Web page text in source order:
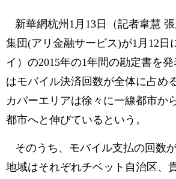
新華網杭州1月13日（記者韋慧
集団(アリ金融サービス)が1月12日
イ）の2015年の1年間の勘定書を
はモバイル決済回数が全体に占め
カバーエリアは徐々に一線都市か
都市へと伸びているという。
そのうち、モバイル支払の回数
地域はそれぞれチベット自治区、